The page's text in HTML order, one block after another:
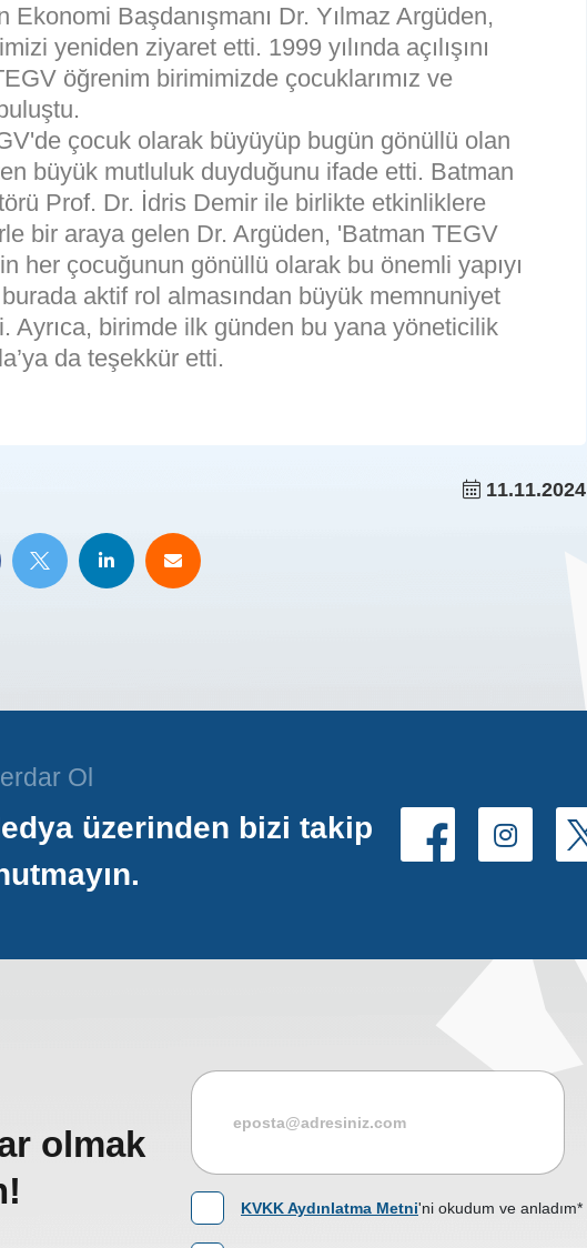
Ekonomi Başdanışmanı Dr. Yılmaz Argüden,
yeniden ziyaret etti. 1999 yılında açılışını
öğrenim birimimizde çocuklarımız ve
çocuk olarak büyüyüp bugün gönüllü olan
büyük mutluluk duyduğunu ifade etti. Batman
Prof. Dr. İdris Demir ile birlikte etkinliklere
bir araya gelen Dr. Argüden, 'Batman TEGV
her çocuğunun gönüllü olarak bu önemli yapıyı
aktif rol almasından büyük memnuniyet
Ayrıca, birimde ilk günden bu yana yöneticilik
da teşekkür etti.
11.11.2024
Ol
üzerinden bizi takip
olmak
KVKK Aydınlatma Metni'ni okudum ve anladım*